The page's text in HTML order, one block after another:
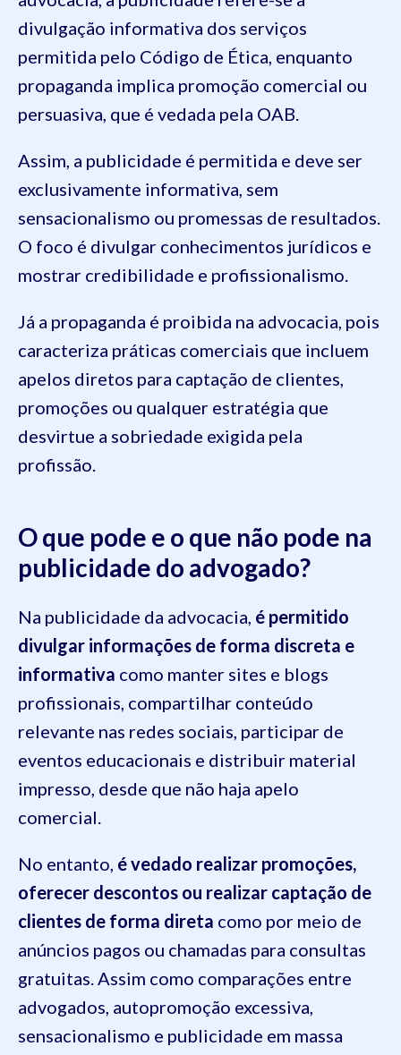
divulgação informativa dos serviços
permitida pelo Código de Ética, enquanto
propaganda implica promoção comercial ou
persuasiva, que é vedada pela OAB.
Assim, a publicidade é permitida e deve ser
exclusivamente informativa, sem
sensacionalismo ou promessas de resultados.
O foco é divulgar conhecimentos jurídicos e
mostrar credibilidade e profissionalismo.
Já a propaganda é proibida na advocacia, pois
caracteriza práticas comerciais que incluem
apelos diretos para captação de clientes,
promoções ou qualquer estratégia que
desvirtue a sobriedade exigida pela
profissão.
O que pode e o que não pode na
publicidade do advogado?
Na publicidade da advocacia, é permitido
divulgar informações de forma discreta e
informativa como manter sites e blogs
profissionais, compartilhar conteúdo
relevante nas redes sociais, participar de
eventos educacionais e distribuir material
impresso, desde que não haja apelo
comercial.
No entanto, é vedado realizar promoções,
oferecer descontos ou realizar captação de
clientes de forma direta como por meio de
anúncios pagos ou chamadas para consultas
gratuitas. Assim como comparações entre
advogados, autopromoção excessiva,
sensacionalismo e publicidade em massa